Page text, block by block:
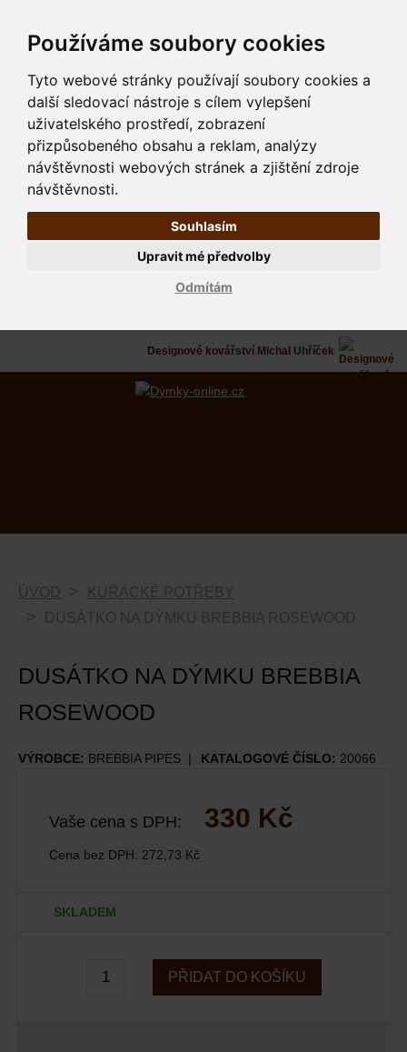
Používáme soubory cookies
Tyto webové stránky používají soubory cookies a
další sledovací nástroje s cílem vylepšení
uživatelského prostředí, zobrazení
přizpůsobeného obsahu a reklam, analýzy
návštěvnosti webových stránek a zjištění zdroje
návštěvnosti.
Souhlasím
Odmítám
Upravit mé předvolby
Designové kovářství Michal Uhříček
ÚVOD
KUŘÁCKÉ POTŘEBY
DUSÁTKO NA DÝMKU BREBBIA ROSEWOOD
DUSÁTKO NA DÝMKU BREBBIA
ROSEWOOD
VÝROBCE: BREBBIA PIPES KATALOGOVÉ ČÍSLO: 20066
Vaše cena s DPH: 330 Kč
Cena bez DPH: 272,73 Kč
SKLADEM
PŘIDAT DO KOŠÍKU